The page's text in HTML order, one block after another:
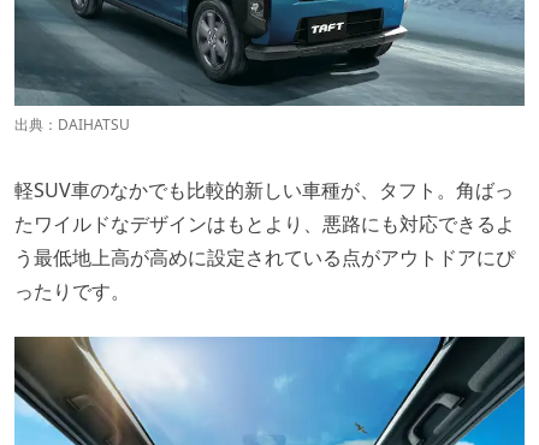
出典： DAIHATSU
軽SUV車のなかでも比較的新しい車種が、タフト。角ばっ
たワイルドなデザインはもとより、悪路にも対応できるよ
う最低地上高が高めに設定されている点がアウトドアにぴ
ったりです。